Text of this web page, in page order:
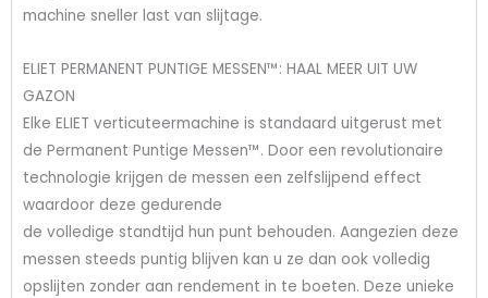
machine sneller last van slijtage.
ELIET PERMANENT PUNTIGE MESSEN™: HAAL MEER UIT UW
GAZON
Elke ELIET verticuteermachine is standaard uitgerust met
de Permanent Puntige Messen™. Door een revolutionaire
technologie krijgen de messen een zelfslijpend effect
waardoor deze gedurende
de volledige standtijd hun punt behouden. Aangezien deze
messen steeds puntig blijven kan u ze dan ook volledig
opslijten zonder aan rendement in te boeten. Deze unieke